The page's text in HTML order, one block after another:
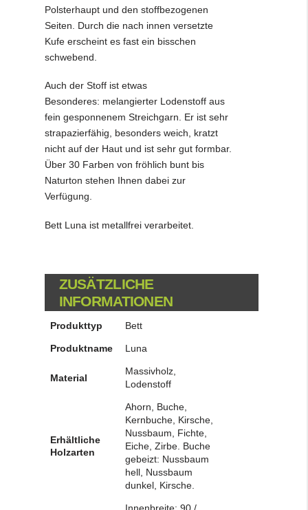
Polsterhaupt und den stoffbezogenen
Seiten. Durch die nach innen versetzte
Kufe erscheint es fast ein bisschen
schwebend.
Auch der Stoff ist etwas
Besonderes: melangierter Lodenstoff aus
fein gesponnenem Streichgarn. Er ist sehr
strapazierfähig, besonders weich, kratzt
nicht auf der Haut und ist sehr gut formbar.
Über 30 Farben von fröhlich bunt bis
Naturton stehen Ihnen dabei zur
Verfügung.
Bett Luna ist metallfrei verarbeitet.
ZUSÄTZLICHE
INFORMATIONEN
Produkttyp Bett
Produktname Luna
Material
Massivholz,
Lodenstoff
Erhältliche
Holzarten
Ahorn, Buche,
Kernbuche, Kirsche,
Nussbaum, Fichte,
Eiche, Zirbe. Buche
gebeizt: Nussbaum
hell, Nussbaum
dunkel, Kirsche.
Innenbreite: 90 /